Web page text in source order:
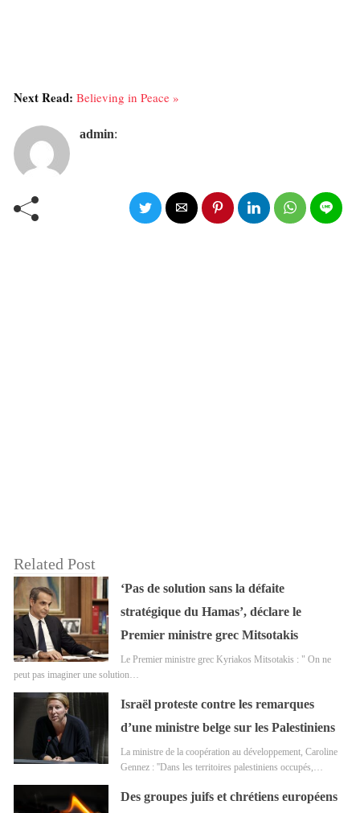
Next Read: Believing in Peace »
admin:
Related Post
‘Pas de solution sans la défaite
stratégique du Hamas’, déclare le
Premier ministre grec Mitsotakis
Le Premier ministre grec Kyriakos Mitsotakis : " On ne
peut pas imaginer une solution…
Israël proteste contre les remarques
d’une ministre belge sur les Palestiniens
La ministre de la coopération au développement, Caroline
Gennez : ''Dans les territoires palestiniens occupés,…
Des groupes juifs et chrétiens européens